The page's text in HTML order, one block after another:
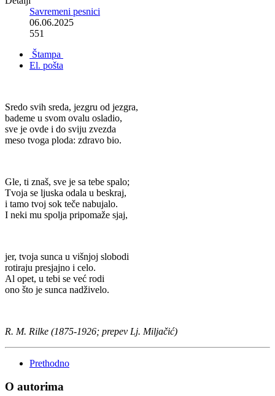
Savremeni pesnici
06.06.2025
551
Štampa
El. pošta
Sredo svih sreda, jezgru od jezgra,
bademe u svom ovalu osladio,
sve je ovde i do sviju zvezda
meso tvoga ploda: zdravo bio.
Gle, ti znaš, sve je sa tebe spalo;
Tvoja se ljuska odala u beskraj,
i tamo tvoj sok teče nabujalo.
I neki mu spolja pripomaže sjaj,
jer, tvoja sunca u višnjoj slobodi
rotiraju presjajno i celo.
Al opet, u tebi se već rodi
ono što je sunca nadživelo.
R. M. Rilke (1875-1926; prepev Lj. Miljačić)
Prethodno
O autorima